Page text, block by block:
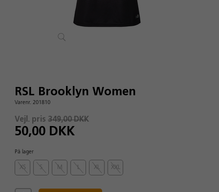
RSL Brooklyn Women
Varenr. 201810
Vejl. pris 349,00 DKK
50,00 DKK
På lager
XS S M L XL XXL